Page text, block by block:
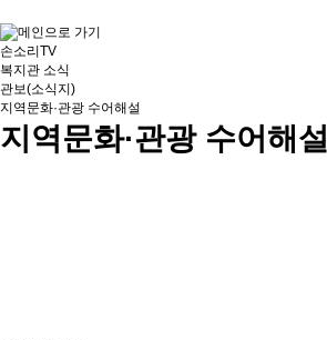
손소리TV
복지관 소식
관보(소식지)
지역문화·관광 수어해설
지역문화·관광 수어해설